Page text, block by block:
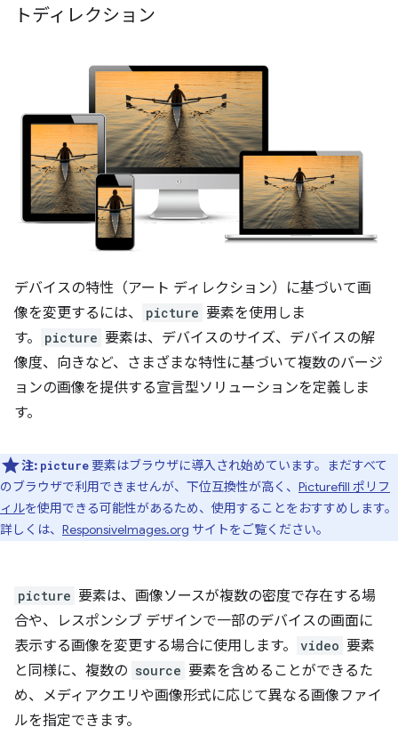
トディレクション
デバイスの特性（アート ディレクション）に基づいて画
像を変更するには、
picture 要素を使用しま
す。
picture 要素は、デバイスのサイズ、デバイスの解
像度、向きなど、さまざまな特性に基づいて複数のバージ
ョンの画像を提供する宣言型ソリューションを定義しま
す。
注: picture 要素はブラウザに導入され始めています。まだすべて
のブラウザで利用できませんが、下位互換性が高く、 Picturefill ポリフ
ィルを使用できる可能性があるため、使用することをおすすめします。
詳しくは、 ResponsiveImages.org サイトをご覧ください。
picture 要素は、画像ソースが複数の密度で存在する場
合や、レスポンシブ デザインで一部のデバイスの画面に
表示する画像を変更する場合に使用します。
video 要素
と同様に、複数の source 要素を含めることができるた
め、メディアクエリや画像形式に応じて異なる画像ファイ
ルを指定できます。